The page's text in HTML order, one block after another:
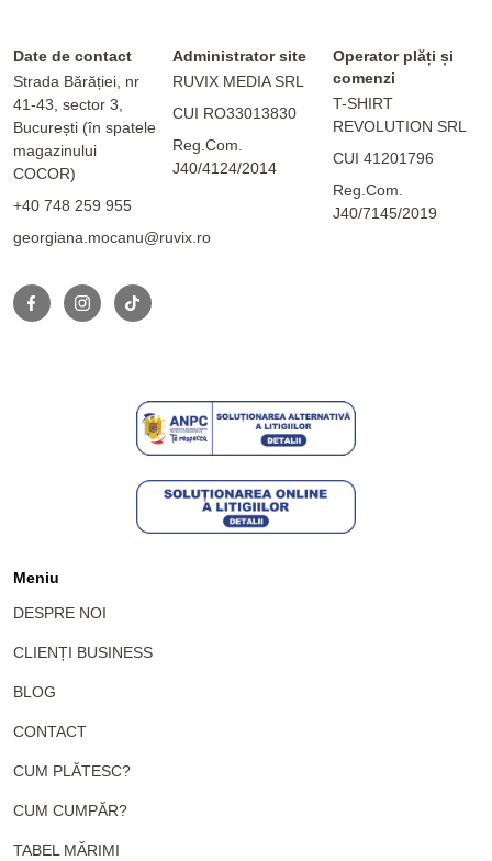
Date de contact
Strada Bărăției, nr
41-43, sector 3,
București (în spatele
magazinului
COCOR)
+40 748 259 955
georgiana.mocanu@ruvix.ro
Administrator site
RUVIX MEDIA SRL
CUI RO33013830
Reg.Com.
J40/4124/2014
Operator plăți și
comenzi
T-SHIRT
REVOLUTION SRL
CUI 41201796
Reg.Com.
J40/7145/2019
Meniu
DESPRE NOI
CLIENȚI BUSINESS
BLOG
CONTACT
CUM PLĂTESC?
CUM CUMPĂR?
TABEL MĂRIMI